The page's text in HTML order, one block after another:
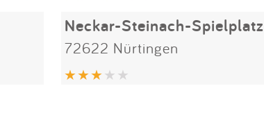
Neckar-Steinach-Spielplatz
72622 Nürtingen